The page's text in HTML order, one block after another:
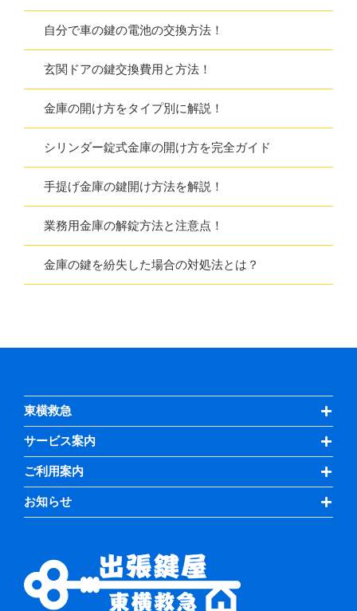
自分で車の鍵の電池の交換方法！
玄関ドアの鍵交換費用と方法！
金庫の開け方をタイプ別に解説！
シリンダー錠式金庫の開け方を完全ガイド
手提げ金庫の鍵開け方法を解説！
業務用金庫の解錠方法と注意点！
金庫の鍵を紛失した場合の対処法とは？
東横救急
サービス案内
ご利用案内
お知らせ